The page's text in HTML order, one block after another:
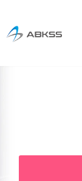
サービス